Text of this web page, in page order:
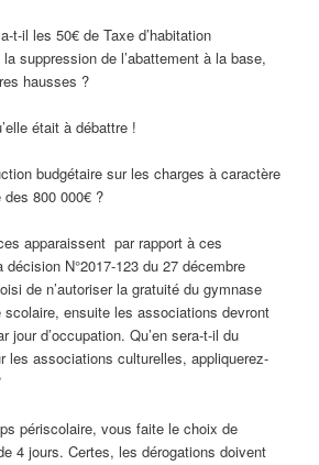
t-il les 50€ de Taxe d’habitation
suppression de l’abattement à la base,
hausses ?
était à débattre !
budgétaire sur les charges à caractère
800 000€ ?
apparaissent par rapport à ces
N°2017-123 du 27 décembre
de n’autoriser la gratuité du gymnase
scolaire, ensuite les associations devront
jour d’occupation. Qu’en sera-t-il du
les associations culturelles, appliquerez-
périscolaire, vous faite le choix de
4 jours. Certes, les dérogations doivent